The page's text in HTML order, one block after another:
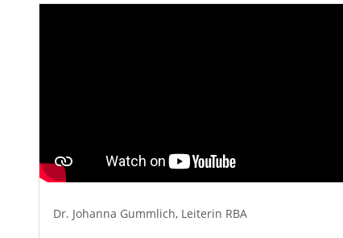
Dr. Johanna Gummlich, Leiterin RBA